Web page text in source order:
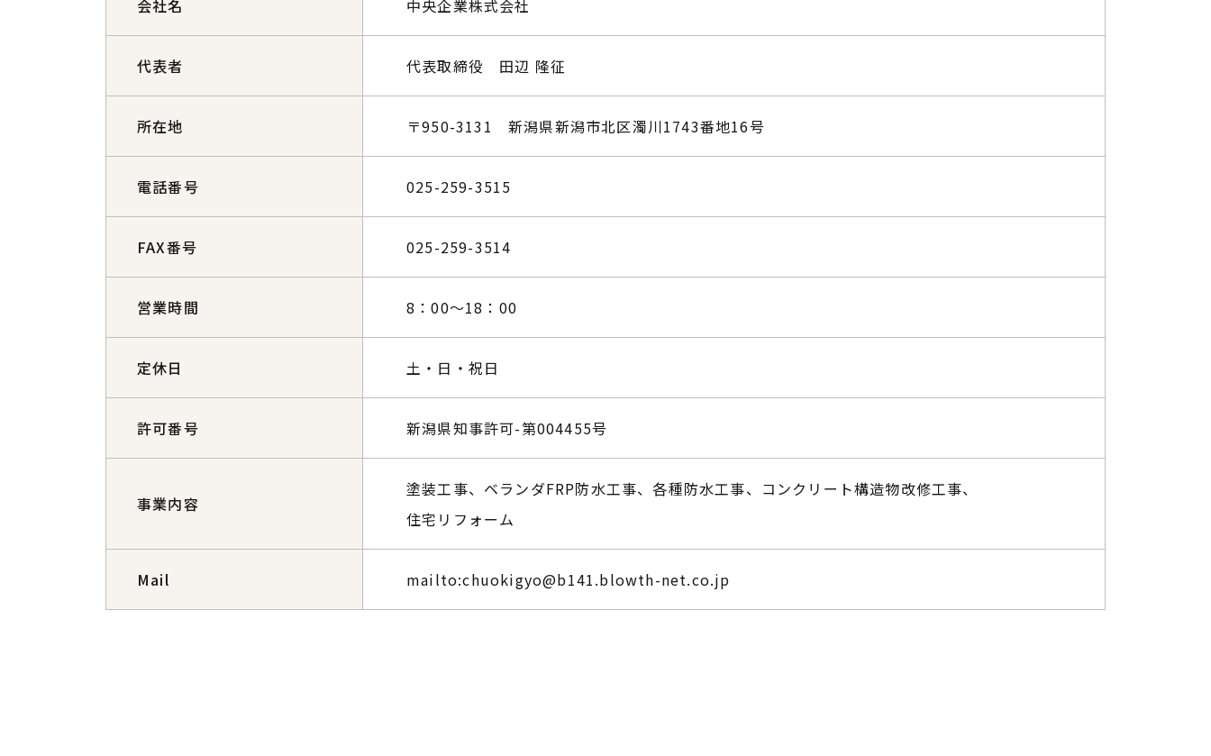
会社名 中央企業株式会社
代表者 代表取締役 田辺 隆征
所在地 〒950-3131 ​​​​​​​新潟県新潟市北区濁川1743番地16号​​​​​​​
電話番号 025-259-3515
FAX番号 025-259-3514​​​​​​​
営業時間 8：00～18：00
定休日 土・日・祝日
許可番号 新潟県知事許可-第004455号
事業内容
塗装工事、ベランダFRP防水工事、各種防水工事、コンクリート構造物改修工事、
​​​​​​​住宅リフォーム
Mail mailto:chuokigyo@b141.blowth-net.co.jp